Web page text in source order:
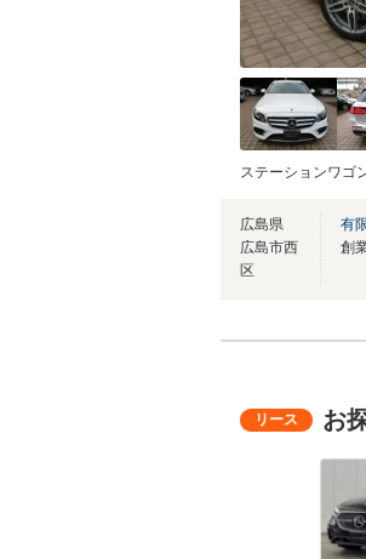
ステーションワゴ
広島県
広島市西
区
有
お